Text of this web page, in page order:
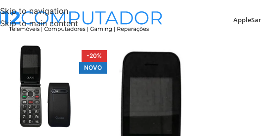
Skip to navigation
Skip to main content
Apple
-20%
NOVO